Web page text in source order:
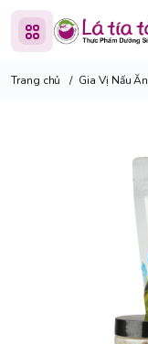
Trang chủ / Gia Vị Nấu Ăn